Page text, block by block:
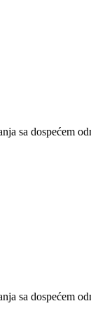
sa dospećem
sa dospećem